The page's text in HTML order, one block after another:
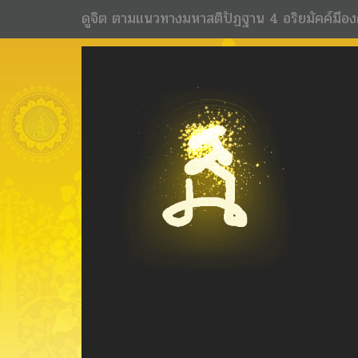
ดูจิต ตามแนวทางมหาสติปัฏฐาน 4 อริยมัคค์มีอ